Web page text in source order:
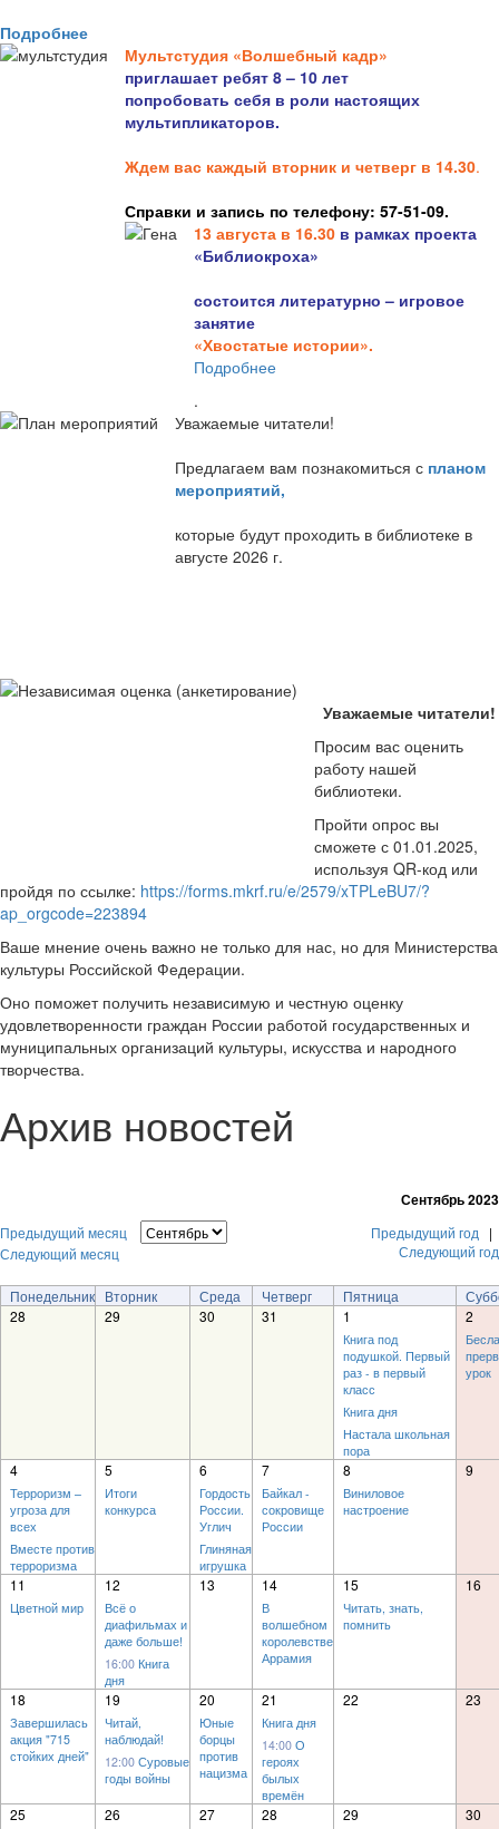
Подробнее
Мультстудия «Волшебный кадр»
приглашает ребят 8 – 10 лет
попробовать себя в роли настоящих
мультипликаторов.
Ждем вас каждый вторник и четверг в 14.30.
Справки и запись по телефону: 57-51-09.
13 августа в 16.30 в рамках проекта
«Библиокроха»
состоится литературно – игровое
занятие
«Хвостатые истории».
Подробнее
.
Уважаемые читатели!
Предлагаем вам познакомиться с планом
мероприятий,
которые будут проходить в библиотеке в
августе 2026 г.
Уважаемые читатели!
Просим вас оценить
работу нашей
библиотеки.
Пройти опрос вы
сможете с 01.01.2025,
используя QR-код или
пройдя по ссылке: https://forms.mkrf.ru/e/2579/xTPLeBU7/?
ap_orgcode=223894
Ваше мнение очень важно не только для нас, но для Министерства
культуры Российской Федерации.
Оно поможет получить независимую и честную оценку
удовлетворенности граждан России работой государственных и
муниципальных организаций культуры, искусства и народного
творчества.
Архив новостей
Сентябрь 2023
Предыдущий месяц
Следующий месяц
Предыдущий год |
Следующий год
Понедельник Вторник Среда Четверг Пятница
28
29 30 31 1
Книга под
подушкой. Первый
раз - в первый
класс
Книга дня
Настала школьная
пора
2
урок
4
Терроризм –
угроза для
всех
Вместе против
терроризма
5
Итоги
конкурса
6
Гордость
России.
Углич
Глиняная
игрушка
7
Байкал -
сокровище
России
8
Виниловое
настроение
9
11
Цветной мир
12
Всё о
диафильмах и
даже больше!
16:00 Книга
дня
13 14
В
волшебном
королевстве
Аррамия
15
Читать, знать,
помнить
16
18
Завершилась
акция "715
стойких дней"
19
Читай,
наблюдай!
12:00 Суровые
годы войны
20
Юные
борцы
против
нацизма
21
Книга дня
14:00 О
героях
былых
времён
22 23
25 26 27 28 29 30